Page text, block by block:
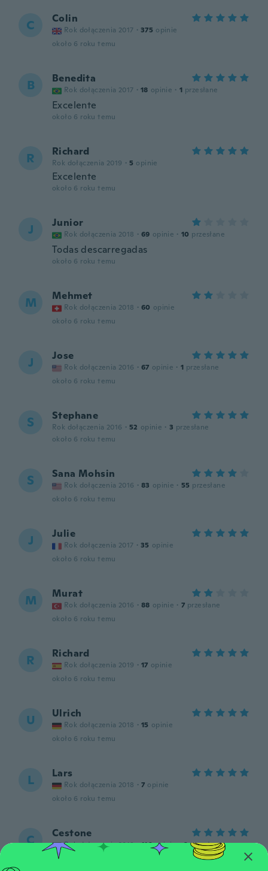
C Colin
Rok dołączenia 2017 · 375 opinie
około 6 roku temu
B Benedita
Rok dołączenia 2017 · 18 opinie · 1 przesłane
Excelente
około 6 roku temu
R Richard
Rok dołączenia 2019 · 5 opinie
Excelente
około 6 roku temu
J Junior
Rok dołączenia 2018 · 69 opinie · 10 przesłane
Todas descarregadas
około 6 roku temu
M Mehmet
Rok dołączenia 2018 · 60 opinie
około 6 roku temu
J Jose
Rok dołączenia 2016 · 67 opinie · 1 przesłane
około 6 roku temu
S Stephane
Rok dołączenia 2016 · 52 opinie · 3 przesłane
około 6 roku temu
S Sana Mohsin
Rok dołączenia 2016 · 83 opinie · 55 przesłane
około 6 roku temu
J Julie
Rok dołączenia 2017 · 35 opinie
około 6 roku temu
M Murat
Rok dołączenia 2016 · 88 opinie · 7 przesłane
około 6 roku temu
R Richard
Rok dołączenia 2019 · 17 opinie
około 6 roku temu
U Ulrich
Rok dołączenia 2018 · 15 opinie
około 6 roku temu
L Lars
Rok dołączenia 2018 · 7 opinie
około 6 roku temu
C Cestone
Rok dołączenia 2019 · 116 opinie · 6 przesłane
około 6 roku temu